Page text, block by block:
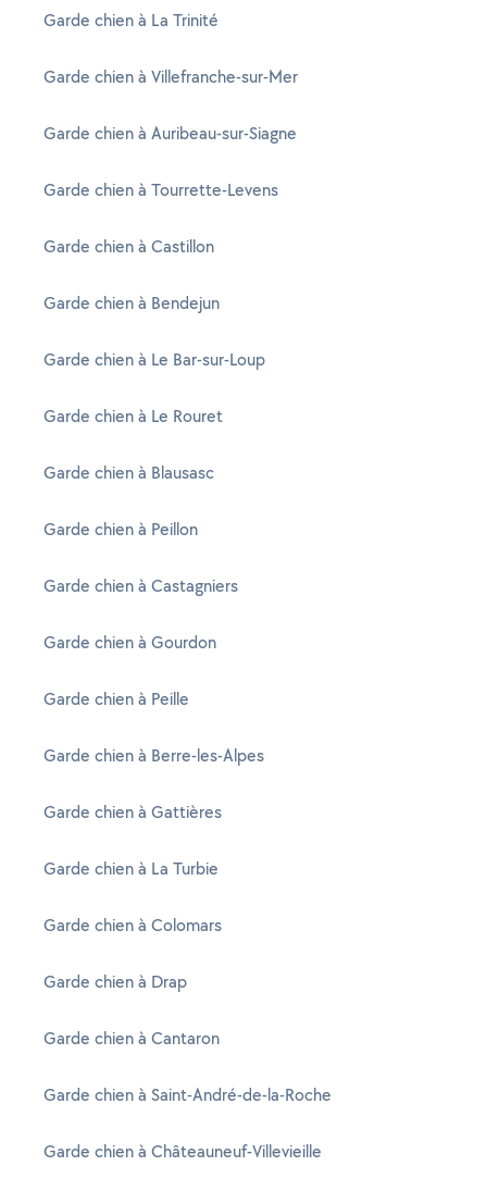
Garde chien à La Trinité
Garde chien à Villefranche-sur-Mer
Garde chien à Auribeau-sur-Siagne
Garde chien à Tourrette-Levens
Garde chien à Castillon
Garde chien à Bendejun
Garde chien à Le Bar-sur-Loup
Garde chien à Le Rouret
Garde chien à Blausasc
Garde chien à Peillon
Garde chien à Castagniers
Garde chien à Gourdon
Garde chien à Peille
Garde chien à Berre-les-Alpes
Garde chien à Gattières
Garde chien à La Turbie
Garde chien à Colomars
Garde chien à Drap
Garde chien à Cantaron
Garde chien à Saint-André-de-la-Roche
Garde chien à Châteauneuf-Villevieille